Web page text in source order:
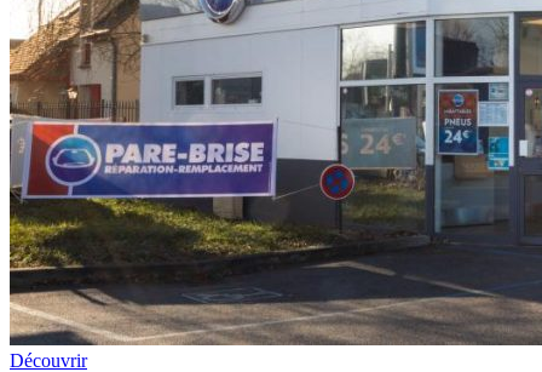
Découvrir